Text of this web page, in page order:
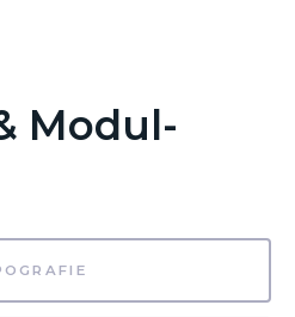
Modul-